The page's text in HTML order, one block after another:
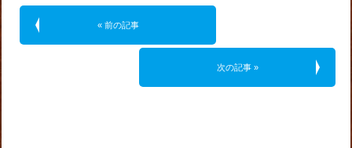
« 前の記事
次の記事 »